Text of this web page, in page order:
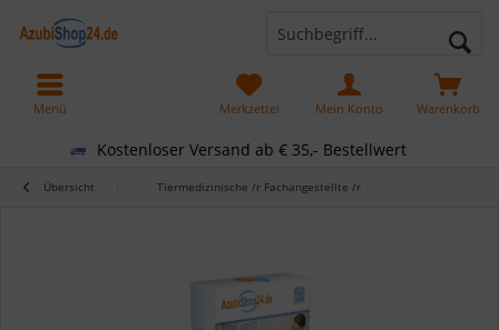
Kostenloser Versand ab € 35,- Bestellwert
Warenkorb
Merkzettel Mein Konto
Menü
Übersicht Tiermedizinische /r Fachangestellte /r